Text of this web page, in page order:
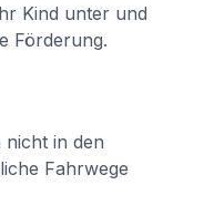
Kind unter und
Förderung.
nicht in den
Fahrwege